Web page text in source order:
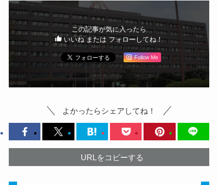
この記事が気に入ったら
いいね または フォローしてね！
Follow Me
よかったらシェアしてね！
URLをコピーする